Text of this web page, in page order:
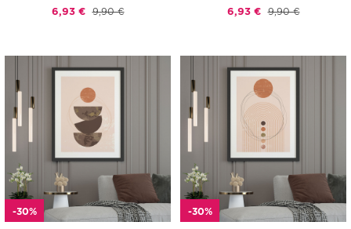
6,93 € 9,90 € 6,93 € 9,90 €
-30% -30%